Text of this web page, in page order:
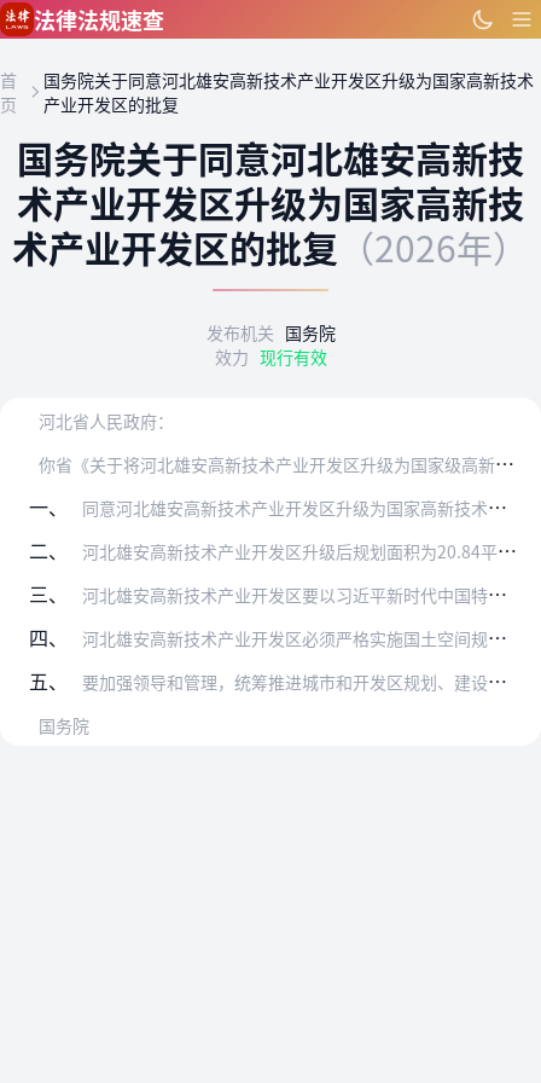
跳到主要内容
法律法规速查
首
页
国务院关于同意河北雄安高新技术产业开发区升级为国家高新技术
产业开发区的批复
国务院关于同意河北雄安高新技
术产业开发区升级为国家高新技
术产业开发区的批复 （2026年）
发布机关 国务院
效力 现行有效
河北省人民政府：
你
省《关于将河北雄安高新技术产业开发区升级为国家级高新技术产业开发区的请示》（冀政呈〔2024〕4号）收悉。现批复如下：
一、
同意河北雄安高新技术产业开发区升级为国家高新技术产业开发区，定名为河北雄安高新技术产业开发区，实行现行的国家高新技术产业开发区政策。
二、 河北雄安高新技术产业开发区升级后规划面积为20.84平方公里，共两个区块。区块一规划面积16.37平方公里，四至范围：东至纵一渠、乐活公园水系、规划N25路，南…
三、 河北雄安高新技术产业开发区要以习近平新时代中国特色社会主义思想为指导，全面贯彻落实党的二十大和二十届历次全会精神，按照党中央、国务院决策部署，完整准确全面贯彻新…
四、 河北雄安高新技术产业开发区必须严格实施国土空间规划等相关规划，并纳入国土空间规划“一张图”实施监管，按规定程序履行具体用地报批手续，落实生态环境分区管控要求，依…
五、
要加强领导和管理，统筹推进城市和开发区规划、建设、治理，增强开发区综合功能，强化资源和政策保障。深化开发区管理制度改革，构建权责清晰、规范高效的管理机制。加强运…
国务院